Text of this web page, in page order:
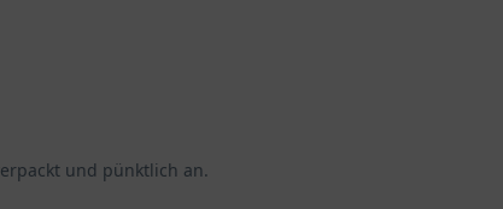
und pünktlich an.